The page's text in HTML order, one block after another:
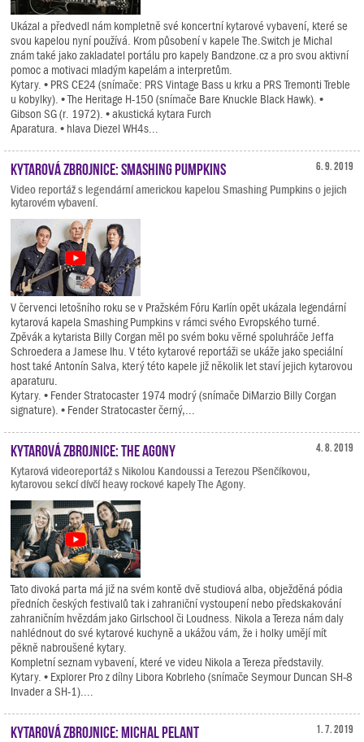
Ukázal a předvedl nám kompletně své koncertní kytarové vybavení, které se
svou kapelou nyní používá. Krom působení v kapele The.Switch je Michal
znám také jako zakladatel portálu pro kapely Bandzone.cz a pro svou aktivní
pomoc a motivaci mladým kapelám a interpretům.
Kytary. • PRS CE24 (snímače: PRS Vintage Bass u krku a PRS Tremonti Treble
u kobylky). • The Heritage H-150 (snímače Bare Knuckle Black Hawk). •
Gibson SG (r. 1972). • akustická kytara Furch
Aparatura. • hlava Diezel WH4s...
6. 9. 2019
Kytarová zbrojnice: Smashing Pumpkins
Video reportáž s legendární americkou kapelou Smashing Pumpkins o jejich
kytarovém vybavení.
V červenci letošního roku se v Pražském Fóru Karlín opět ukázala legendární
kytarová kapela Smashing Pumpkins v rámci svého Evropského turné.
Zpěvák a kytarista Billy Corgan měl po svém boku věrné spoluhráče Jeffa
Schroedera a Jamese Ihu. V této kytarové reportáži se ukáže jako speciální
host také Antonín Salva, který této kapele již několik let staví jejich kytarovou
aparaturu.
Kytary. • Fender Stratocaster 1974 modrý (snímače DiMarzio Billy Corgan
signature). • Fender Stratocaster černý,...
4. 8. 2019
Kytarová zbrojnice: The Agony
Kytarová videoreportáž s Nikolou Kandoussi a Terezou Pšenčíkovou,
kytarovou sekcí dívčí heavy rockové kapely The Agony.
Tato divoká parta má již na svém kontě dvě studiová alba, obježděná pódia
předních českých festivalů tak i zahraniční vystoupení nebo předskakování
zahraničním hvězdám jako Girlschool či Loudness. Nikola a Tereza nám daly
nahlédnout do své kytarové kuchyně a ukážou vám, že i holky umějí mít
pěkně nabroušené kytary.
Kompletní seznam vybavení, které ve videu Nikola a Tereza představily.
Kytary. • Explorer Pro z dílny Libora Kobrleho (snímače Seymour Duncan SH-8
Invader a SH-1)....
1. 7. 2019
Kytarová zbrojnice: Michal Pelant